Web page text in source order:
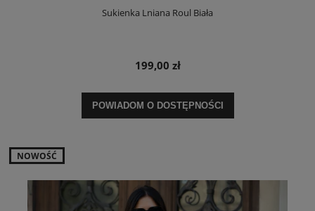
Sukienka Lniana Roul Biała
199,00 zł
POWIADOM O DOSTĘPNOŚCI
NOWOŚĆ